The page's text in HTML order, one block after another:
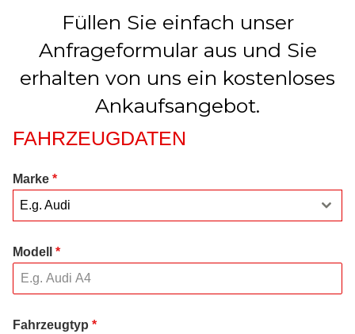
Füllen Sie einfach unser
Anfrageformular aus und Sie
erhalten von uns ein kostenloses
Ankaufsangebot.
FAHRZEUGDATEN
Marke *
E.g. Audi
Modell *
Fahrzeugtyp *